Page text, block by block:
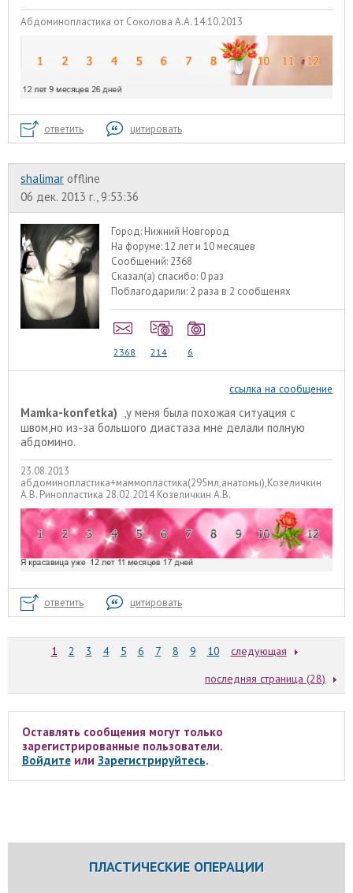
Абдоминопластика от Соколова А.А. 14.10.2013
ответить цитировать
shalimar offline
06 дек. 2013 г., 9:53:36
Город: Нижний Новгород
На форуме:12 лет и 10 месяцев
Сообщений: 2368
Сказал(а) спасибо: 0 раз
Поблагодарили: 2 раза в 2 сообщенях
2368 214 6
ссылка на сообщение
Mamka-konfetka) ,у меня была похожая ситуация с
швом,но из-за большого диастаза мне делали полную
абдомино.
23.08.2013
абдоминопластика+маммопластика(295мл,анатомы),Козеличкин
А.В. Ринопластика 28.02.2014 Козеличкин А.В.
ответить цитировать
1 2 3 4 5 6 7 8 9 10
следующая
последняя страница (28)
Оставлять сообщения могут только
зарегистрированные пользователи.
Войдитеили Зарегистрируйтесь.
ПЛАСТИЧЕСКИЕ ОПЕРАЦИИ